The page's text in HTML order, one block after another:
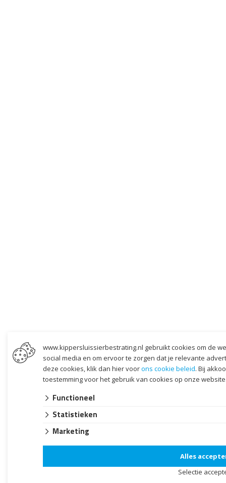
www.kippersluissierbestrating.nl gebruikt cookies om de
social media en om ervoor te zorgen dat je relevante
deze cookies, klik dan hier voorons cookie beleid. Bij
toestemming voor het gebruik van cookies op onze
Functioneel
Statistieken
Marketing
Selectie
Alles